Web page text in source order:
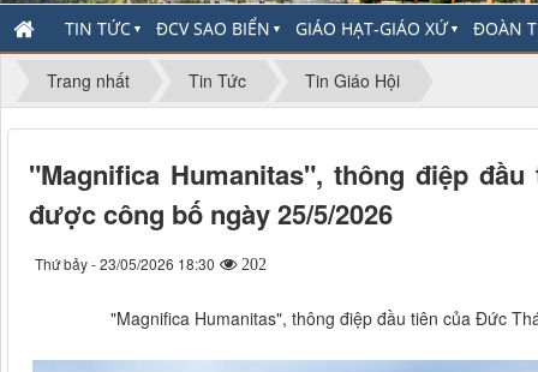
TIN TỨC ▼ ĐCV SAO BIỂN ▼ GIÁO HẠT-GIÁO XỨ▼ ĐOÀN
Trang nhất Tin Tức Tin Giáo Hội
"Magnifica Humanitas", thông điệp
được công bố ngày 25/5/2026
Thứ bảy - 23/05/2026 18:30 202
"Magnifica Humanitas", thông điệp đầu tiên của Đức